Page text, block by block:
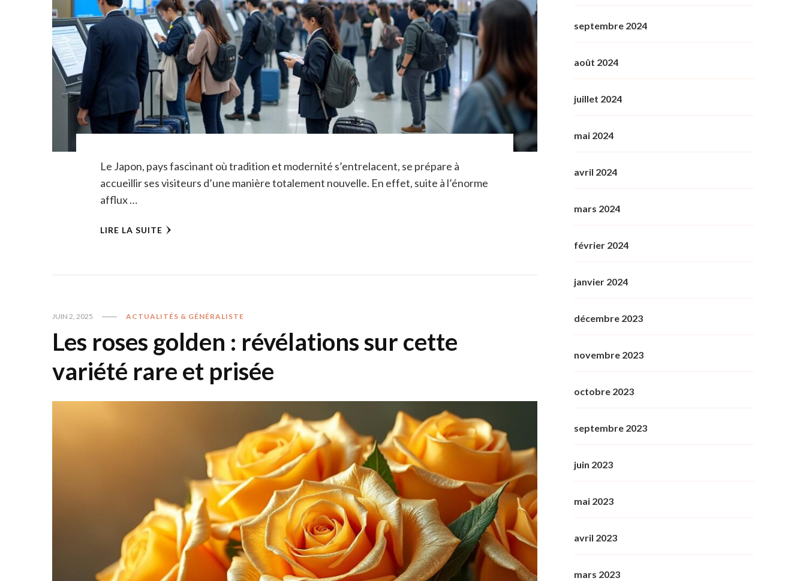
Le Japon, pays fascinant où tradition et modernité s’entrelacent, se prépare à
accueillir ses visiteurs d’une manière totalement nouvelle. En effet, suite à l’énorme
afflux …
LIRE LA SUITE
JUIN 2, 2025 ACTUALITÉS & GÉNÉRALISTE
Les roses golden : révélations sur cette
variété rare et prisée
septembre 2024
août 2024
juillet 2024
mai 2024
avril 2024
mars 2024
février 2024
janvier 2024
décembre 2023
novembre 2023
octobre 2023
septembre 2023
juin 2023
mai 2023
avril 2023
mars 2023